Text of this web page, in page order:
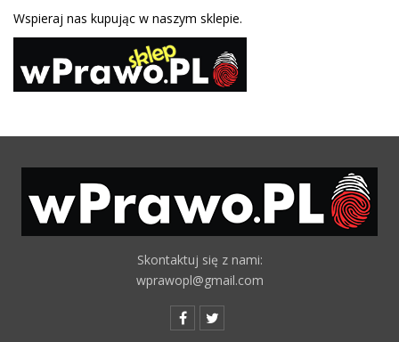
Wspieraj nas kupując w naszym sklepie.
Skontaktuj się z nami:
wprawopl@gmail.com